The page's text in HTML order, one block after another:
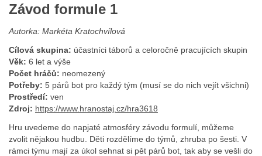
Závod formule 1
Autorka: Markéta Kratochvílová
Cílová skupina: účastníci táborů a celoročně pracujících skupin
Věk: 6 let a výše
Počet hráčů: neomezený
Potřeby: 5 párů bot pro každý tým (musí se do nich vejít všichni)
Prostředí: ven
Zdroj: https://www.hranostaj.cz/hra3618
Hru uvedeme do napjaté atmosféry závodu formulí, můžeme
zvolit nějakou hudbu. Děti rozdělíme do týmů, zhruba po šesti. V
rámci týmu mají za úkol sehnat si pět párů bot, tak aby se vešli do